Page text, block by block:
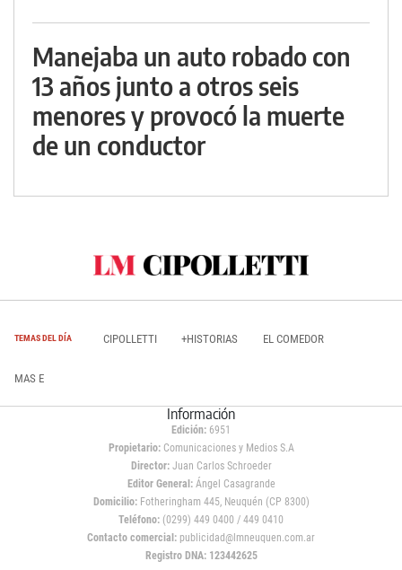
Manejaba un auto robado con
13 años junto a otros seis
menores y provocó la muerte
de un conductor
TEMAS DEL DÍA CIPOLLETTI +HISTORIAS EL COMEDOR
MAS E
Información
Edición: 6951
Propietario:Comunicaciones y Medios S.A
Director: Juan Carlos Schroeder
Editor General:Ángel Casagrande
Domicilio:Fotheringham 445, Neuquén (CP 8300)
Teléfono: (0299) 449 0400 / 449 0410
Contacto comercial: publicidad@lmneuquen.com.ar
Registro DNA: 123442625